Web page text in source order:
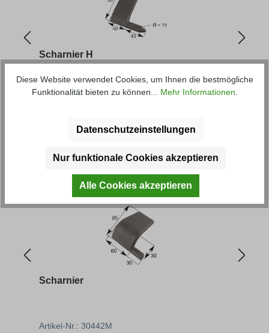
Scharnier H
Regulärer Preis:
Produktgalerie überspringen
Kunden haben sich ebenfalls
angesehen
Scharnier
Artikel-Nr.: 30442M
Diese Website verwendet Cookies, um Ihnen die bestmögliche
Funktionalität bieten zu können... Mehr Informationen
Datenschutzeinstellungen
Nur funktionale Cookies akzeptieren
Alle Cookies akzeptieren